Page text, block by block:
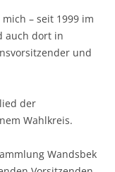
– seit 1999 im
auch dort in
und
der
Wahlkreis.
Wandsbek